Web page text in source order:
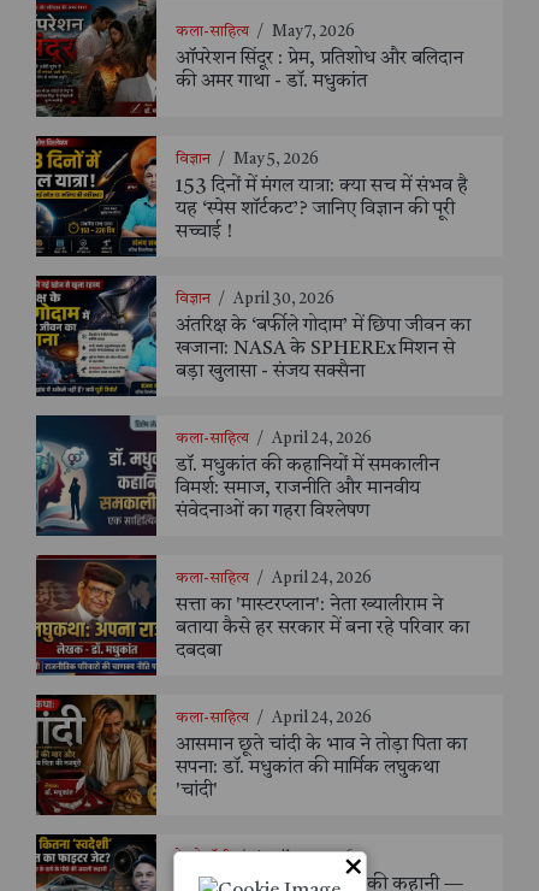
कला-साहित्य / May 7, 2026
ऑपरेशन सिंदूर : प्रेम, प्रतिशोध और बलिदान
की अमर गाथा - डॉ. मधुकांत
विज्ञान / May 5, 2026
153 दिनों में मंगल यात्रा: क्या सच में संभव है
यह ‘स्पेस शॉर्टकट’? जानिए विज्ञान की पूरी
सच्चाई !
विज्ञान / April 30, 2026
अंतरिक्ष के ‘बर्फीले गोदाम’ में छिपा जीवन का
खजाना: NASA के SPHEREx मिशन से
बड़ा खुलासा - संजय सक्सैना
कला-साहित्य / April 24, 2026
डॉ. मधुकांत की कहानियों में समकालीन
विमर्श: समाज, राजनीति और मानवीय
संवेदनाओं का गहरा विश्लेषण
कला-साहित्य / April 24, 2026
सत्ता का 'मास्टरप्लान': नेता ख्यालीराम ने
बताया कैसे हर सरकार में बना रहे परिवार का
दबदबा
कला-साहित्य / April 24, 2026
आसमान छूते चांदी के भाव ने तोड़ा पिता का
सपना: डॉ. मधुकांत की मार्मिक लघुकथा
'चांदी'
टेक्नोलॉजी April 23, 2026
तेजस: एक विमान, कई देशों की कहानी —
×